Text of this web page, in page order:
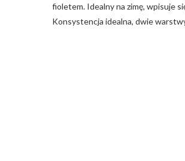
fioletem. Idealny na zimę, wpisuje
Konsystencja idealna, dwie